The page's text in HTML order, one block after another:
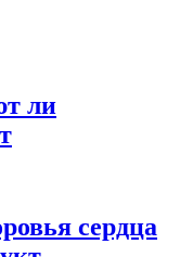
ли
сердца